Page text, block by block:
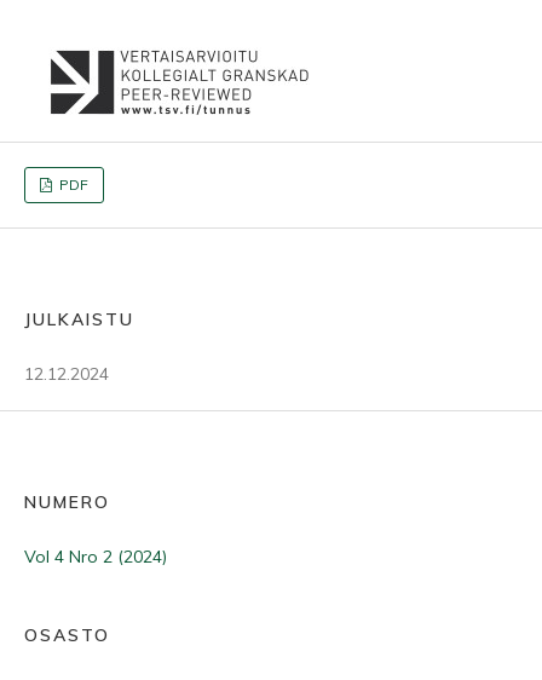
PDF
JULKAISTU
12.12.2024
NUMERO
Vol 4 Nro 2 (2024)
OSASTO